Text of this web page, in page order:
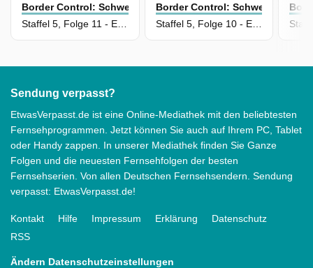
Border Control: Schwedens Grenzschützer
Border Control: Schwedens
Staffel 5, Folge 10 - Episode 10
Sendung verpasst?
EtwasVerpasst.de ist eine Online-Mediathek mit den beliebtesten
Fernsehprogrammen. Jetzt können Sie auch auf Ihrem PC, Tablet
oder Handy zappen. In unserer Mediathek finden Sie Ganze
Folgen und die neuesten Fernsehfolgen der besten
Fernsehserien. Von allen Deutschen Fernsehsendern. Sendung
verpasst: EtwasVerpasst.de!
Kontakt Hilfe Impressum Erklärung
Datenschutz
RSS
Ändern Datenschutzeinstellungen